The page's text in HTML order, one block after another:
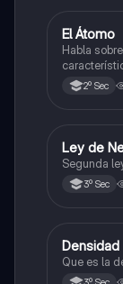
Física
El Átomo
Habla
2º Sec
Física
Ley de
Segunda
3º Sec
Densidad
Que es la